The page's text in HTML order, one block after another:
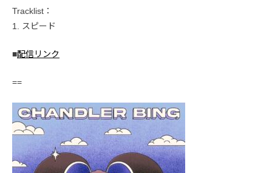
Tracklist：
1. スピード
■配信リンク
==